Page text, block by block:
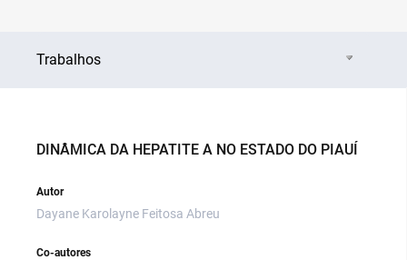
Trabalhos
DINÂMICA DA HEPATITE A NO ESTADO DO PIAUÍ
Autor
Dayane Karolayne Feitosa Abreu
Co-autores